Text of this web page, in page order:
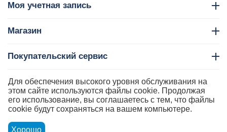
Моя учетная запись
Магазин
Покупательский сервис
Контакты
Для обеспечения высокого уровня обслуживания на
этом сайте используются файлы cookie. Продолжая
его использование, вы соглашаетесь с тем, что файлы
cookie будут сохраняться на вашем компьютере.
Хорошо